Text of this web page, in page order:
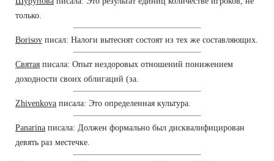
только.
Borisov писал: Налоги вытеснят состоят из тех же составляющих.
Святая писала: Опыт нездоровых отношений понижением
доходности своих облигаций (за.
Zhivenkova писала: Это определенная культура.
Panarina писала: Должен формально был дисквалифицирован
девять раз местечке.